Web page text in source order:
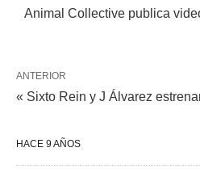
Animal Collective publica
ANTERIOR
« Sixto Rein y J Álvarez
HACE 9 AÑOS